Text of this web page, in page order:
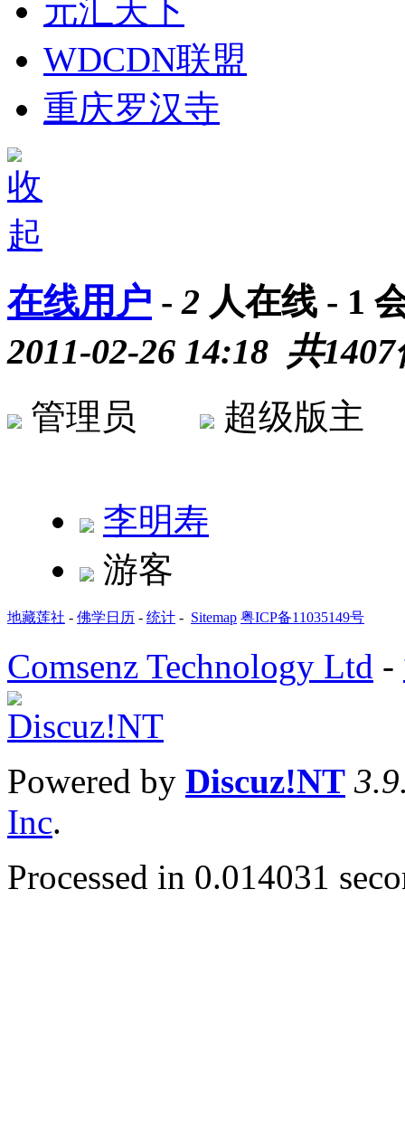
元汇天下
WDCDN联盟
重庆罗汉寺
在线用户 -2 人在线 - 1
2011-02-26 14:18 共1407
管理员 超级版
李明寿
游客
地藏莲社 - 佛学日历 - 统计 - Sitemap 粤ICP备11035149号
Comsenz Technology Ltd -
Powered by Discuz!NT
Inc.
Processed in 0.014031